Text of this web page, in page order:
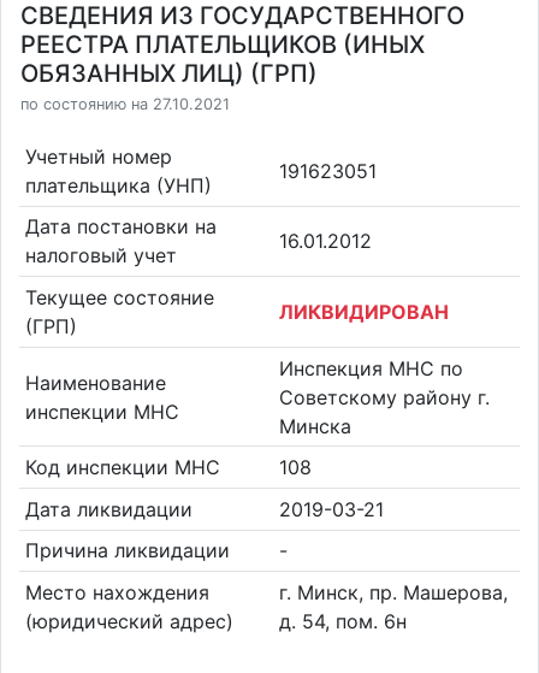
СВЕДЕНИЯ ИЗ ГОСУДАРСТВЕННОГО
РЕЕСТРА ПЛАТЕЛЬЩИКОВ (ИНЫХ
ОБЯЗАННЫХ ЛИЦ) (ГРП)
по состоянию на 27.10.2021
Учетный номер
плательщика (УНП)
191623051
Дата постановки на
налоговый учет
16.01.2012
Текущее состояние
(ГРП)
ЛИКВИДИРОВАН
Наименование
инспекции МНС
Инспекция МНС по
Советскому району г.
Минска
Код инспекции МНС
108
Дата ликвидации
2019-03-21
Причина ликвидации
-
Место нахождения
(юридический адрес)
г. Минск, пр. Машерова,
д. 54, пом. 6н